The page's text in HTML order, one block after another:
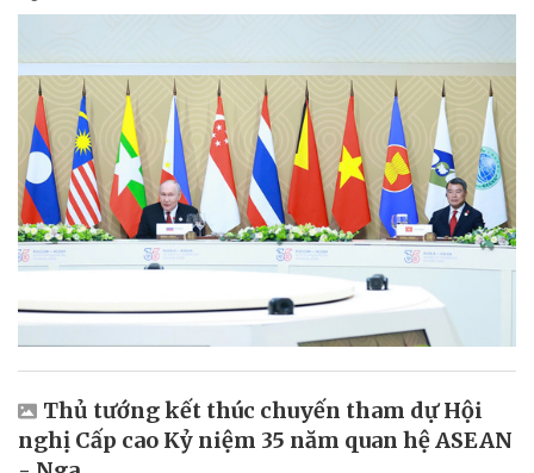
Thủ tướng kết thúc chuyến tham dự Hội
nghị Cấp cao Kỷ niệm 35 năm quan hệ ASEAN